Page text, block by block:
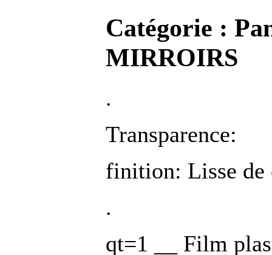
Catégorie :
MIRROIRS
.
Transparence:
finition: Lisse de
.
qt=1 __ Film